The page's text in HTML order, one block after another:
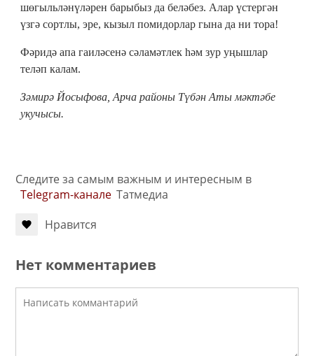
шөгыльләнүләрен барыбыз да беләбез. Алар үстергән
үзгә сортлы, эре, кызыл помидорлар гына да ни тора!
Фәридә апа гаиләсенә сәламәтлек һәм зур уңышлар
теләп калам.
Зәмирә Йосыфова, Арча районы Түбән Аты мәктәбе
укучысы.
Следите за самым важным и интересным в
Telegram-канале Татмедиа
Нравится
Нет комментариев